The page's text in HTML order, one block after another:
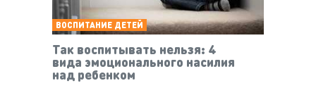
ВОСПИТАНИЕ ДЕТЕЙ
Так воспитывать нельзя: 4
вида эмоционального насилия
над ребенком